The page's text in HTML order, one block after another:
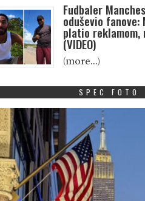
Fudbaler
oduševio fanove:
platio reklamom,
(VIDEO)
(more…)
SPEC FOTO